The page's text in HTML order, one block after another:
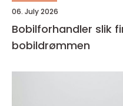
06. July 2026
Bobilforhandler slik finner du riktig partner for
bobildrømmen